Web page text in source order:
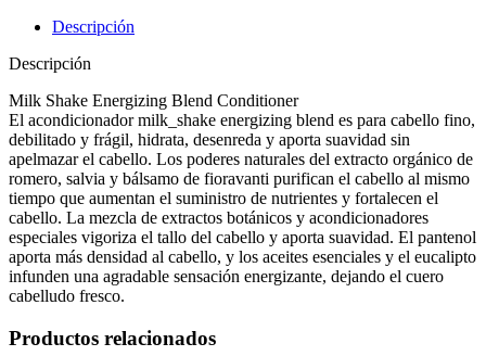
Descripción
Descripción
Milk Shake Energizing Blend Conditioner
El acondicionador milk_shake energizing blend es para cabello fino,
debilitado y frágil, hidrata, desenreda y aporta suavidad sin
apelmazar el cabello. Los poderes naturales del extracto orgánico de
romero, salvia y bálsamo de fioravanti purifican el cabello al mismo
tiempo que aumentan el suministro de nutrientes y fortalecen el
cabello. La mezcla de extractos botánicos y acondicionadores
especiales vigoriza el tallo del cabello y aporta suavidad. El pantenol
aporta más densidad al cabello, y los aceites esenciales y el eucalipto
infunden una agradable sensación energizante, dejando el cuero
cabelludo fresco.
Productos relacionados